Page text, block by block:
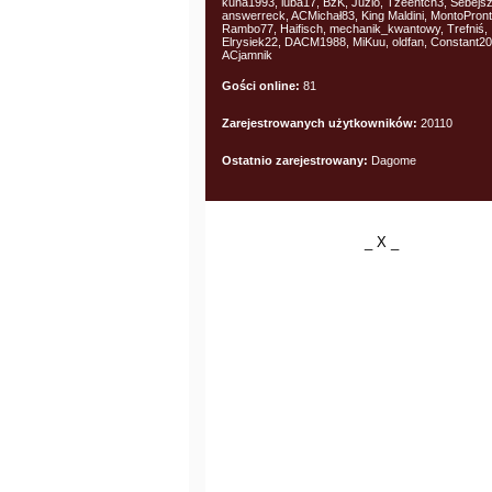
answerreck, ACMichał83, King Maldini,
Rambo77, Haifisch, mechanik_kwantowy, Trefniś,
Elrysiek22, DACM1988, MiKuu, oldfan,
ACjamnik
Gości online: 81
Zarejestrowanych użytkowników: 20110
Ostatnio zarejestrowany: Dagome
_ X _